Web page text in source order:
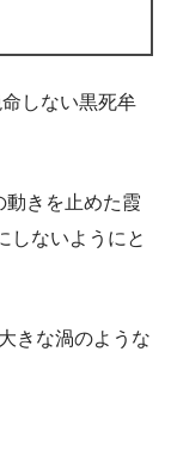
しない黒死牟
動きを止めた霞
しないようにと
きな渦のような